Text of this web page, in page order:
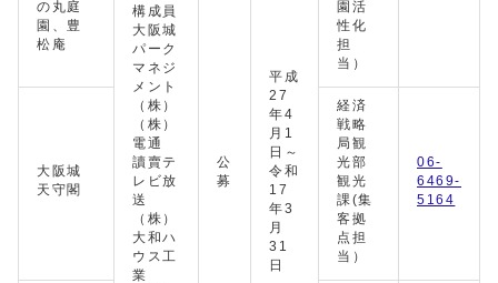
の丸庭
園、豊
松庵
構成員
大阪城
パーク
マネジ
メント
（株）
（株）
電通
讀賣テ
レビ放
送
（株）
大和ハ
ウス工
業
公
募
平成
27
年4
月1
日～
令和
17
年3
月
31
日
園活
性化
担
当）
大阪城
天守閣
経済
戦略
局観
光部
観光
課(集
客拠
点担
当）
06-
6469-
5164